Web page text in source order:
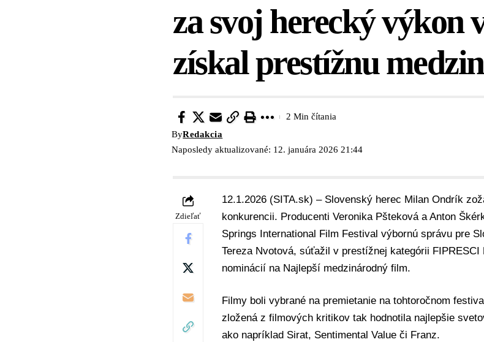
za svoj herecký výkon
získal prestížnu
Naposledy aktualizované: 12. januára 2026 21:44
ByRedakcia
2 Min čítania
Zdieľať
12.1.2026 (SITA.sk) – Slovenský herec Milan Ondrík
konkurencii. Producenti Veronika Pšteková a Anton
Springs International Film Festival výbornú správu pre
Tereza Nvotová, súťažil v prestížnej kategórii
nominácií na Najlepší medzinárodný film.
Filmy boli vybrané na premietanie na tohtoročnom
zložená z filmových kritikov tak hodnotila najlepšie
ako napríklad Sirat, Sentimental Value či Franz.